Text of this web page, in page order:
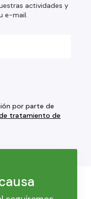
actividades y
e-mail.
por parte de
tratamiento de